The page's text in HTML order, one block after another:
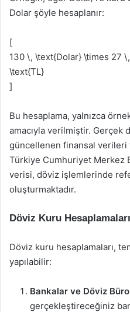
Dolar şöyle hesaplanır:
[
130 \, \text{Dolar} \times 27
\text{TL}
]
Bu hesaplama, yalnızca
amacıyla verilmiştir. Gerçek
güncellenen finansal
Türkiye Cumhuriyet Merkez
verisi, döviz işlemlerinde
oluşturmaktadır.
Döviz Kuru Hesaplamaları
Döviz kuru hesaplamaları,
yapılabilir:
Bankalar ve Döviz
gerçekleştireceğiniz